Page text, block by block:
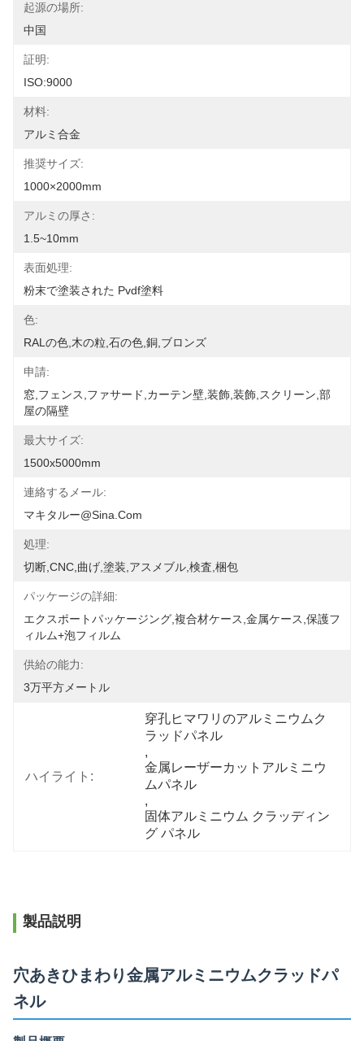
起源の場所:
中国
証明:
ISO:9000
材料:
アルミ合金
推奨サイズ:
1000×2000mm
アルミの厚さ:
1.5~10mm
表面処理:
粉末で塗装された Pvdf塗料
色:
RALの色,木の粒,石の色,銅,ブロンズ
申請:
窓,フェンス,ファサード,カーテン壁,装飾,装飾,スクリーン,部
屋の隔壁
最大サイズ:
1500x5000mm
連絡するメール:
マキタルー@sina.com
処理:
切断,CNC,曲げ,塗装,アスメブル,検査,梱包
パッケージの詳細:
エクスポートパッケージング,複合材ケース,金属ケース,保護フ
ィルム+泡フィルム
供給の能力:
3万平方メートル
ハイライト:
穿孔ヒマワリのアルミニウムク
ラッドパネル
,
金属レーザーカットアルミニウ
ムパネル
,
固体アルミニウム クラッディン
グ パネル
製品説明
穴あきひまわり金属アルミニウムクラッドパ
ネル